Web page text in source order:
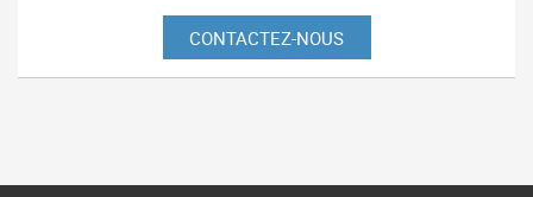
CONTACTEZ-NOUS